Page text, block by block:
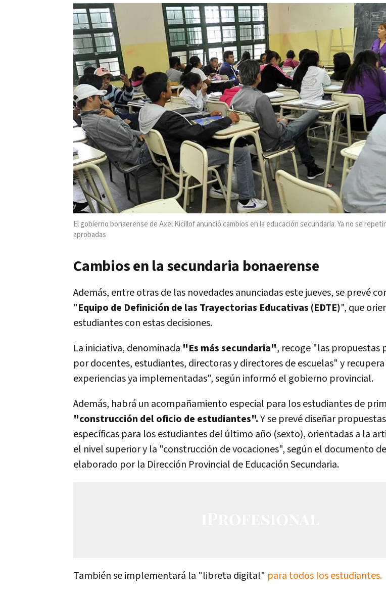
El gobierno bonaerense de Axel Kicillof anunció cambios en la educación secundaria. Ya no se
aprobadas
Cambios en la secundaria bonaerense
Además, entre otras de las novedades anunciadas este jueves, se prevé
"Equipo de Definición de las Trayectorias Educativas (EDTE)", que
estudiantes con estas decisiones.
La iniciativa, denominada "Es más secundaria", recoge "las propuestas
por docentes, estudiantes, directoras y directores de escuelas" y
experiencias ya implementadas", según informó el gobierno provincial.
Además, habrá un acompañamiento especial para los estudiantes de
"construcción del oficio de estudiantes".Y se prevé diseñar
específicas para los estudiantes del último año (sexto), orientadas a la
el nivel superior y la "construcción de vocaciones", según el documento
elaborado por la Dirección Provincial de Educación Secundaria.
También se implementará la "libreta digital" para todos los estudiantes.